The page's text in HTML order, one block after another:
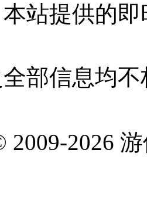
站提供的
部信息均
2009-2026